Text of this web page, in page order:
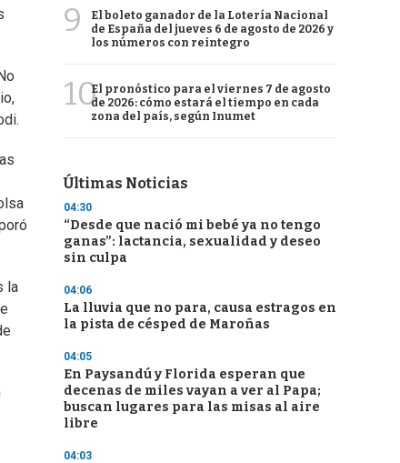
la
9
El boleto ganador de la Lotería Nacional
de España del jueves 6 de agosto de 2026 y
los números con reintegro
10El pronóstico para el viernes 7 de agosto
de 2026: cómo estará el tiempo en cada
zona del país, según Inumet
Últimas Noticias
04:30
“Desde que nació mi bebé ya no tengo
ganas”: lactancia, sexualidad y deseo
sin culpa
04:06
La lluvia que no para, causa estragos en
la pista de césped de Maroñas
04:05
En Paysandú y Florida esperan que
decenas de miles vayan a ver al Papa;
buscan lugares para las misas al aire
libre
04:03